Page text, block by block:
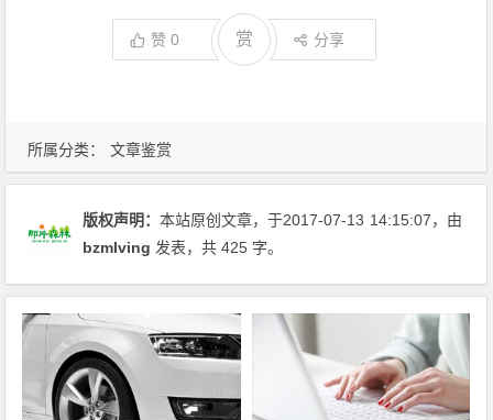
所属分类： 文章鉴赏
赞0 赏 分享
版权声明：本站原创文章，于2017-07-13 14:15:07，由
bzmlving 发表，共 425 字。